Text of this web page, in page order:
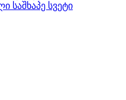
საშხაპე სვეტი